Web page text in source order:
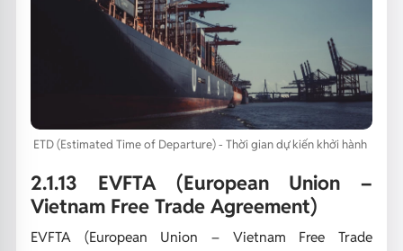
ETD (Estimated Time of Departure) - Thời gian dự kiến khởi hành
2.1.13 EVFTA (European Union –
Vietnam Free Trade Agreement)
EVFTA (European Union – Vietnam Free Trade